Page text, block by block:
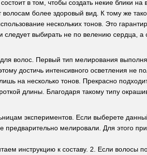
в том, чтобы создать некие блики на
волосам более здоровый вид. К тому же
нескольких тонов. Это
следует выбирать не по велению сердца,
волос. Первый тип мелирования
достичь интенсивного осветления не
на несколько тонов. Прекрасно
длины. Благодаря такому типу
экспериментов. Если выберете
предварительно мелировали. Для этого
инструкцию к составу. 2. Если волосы